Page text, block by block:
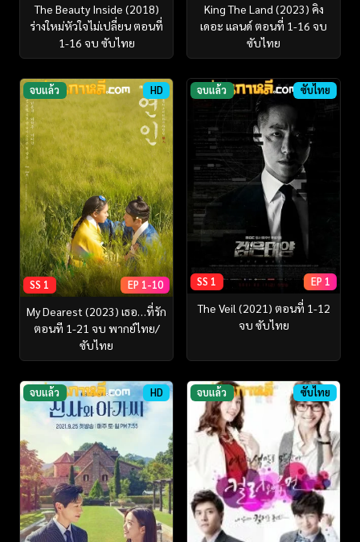
The Beauty Inside (2018)
ร่างใหม่หัวใจไม่เปลี่ยน ตอนที่
1-16 จบ ซับไทย
King The Land (2023) คิง
เดอะ แลนด์ ตอนที่ 1-16 จบ
ซับไทย
จบแล้ว HD
SS 1 EP 1-10
My Dearest (2023) เธอ…ที่รัก
ตอนที 1-21 จบ พากย์ไทย/
ซับไทย
จบแล้ว ซับไทย
SS 1 EP 1
The Veil (2021) ตอนที่ 1-12
จบ ซับไทย
จบแล้ว HD จบแล้ว ซับไทย